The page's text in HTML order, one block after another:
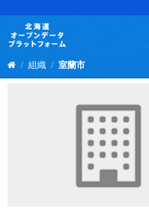
キ
組織 室蘭市